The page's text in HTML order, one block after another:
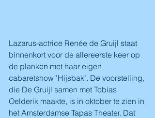
Lazarus-actrice Renée de Gruijl staat
binnenkort voor de allereerste keer op
de planken met haar eigen
cabaretshow ’Hijsbak’. De voorstelling,
die De Gruijl samen met Tobias
Oelderik maakte, is in oktober te zien in
het Amsterdamse Tapas Theater. Dat